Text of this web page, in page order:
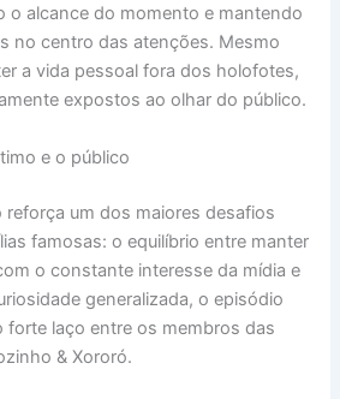
o alcance do momento e mantendo
no centro das atenções. Mesmo
a vida pessoal fora dos holofotes,
expostos ao olhar do público.
e o público
reforça um dos maiores desafios
famosas: o equilíbrio entre manter
o constante interesse da mídia e
generalizada, o episódio
forte laço entre os membros das
& Xororó.